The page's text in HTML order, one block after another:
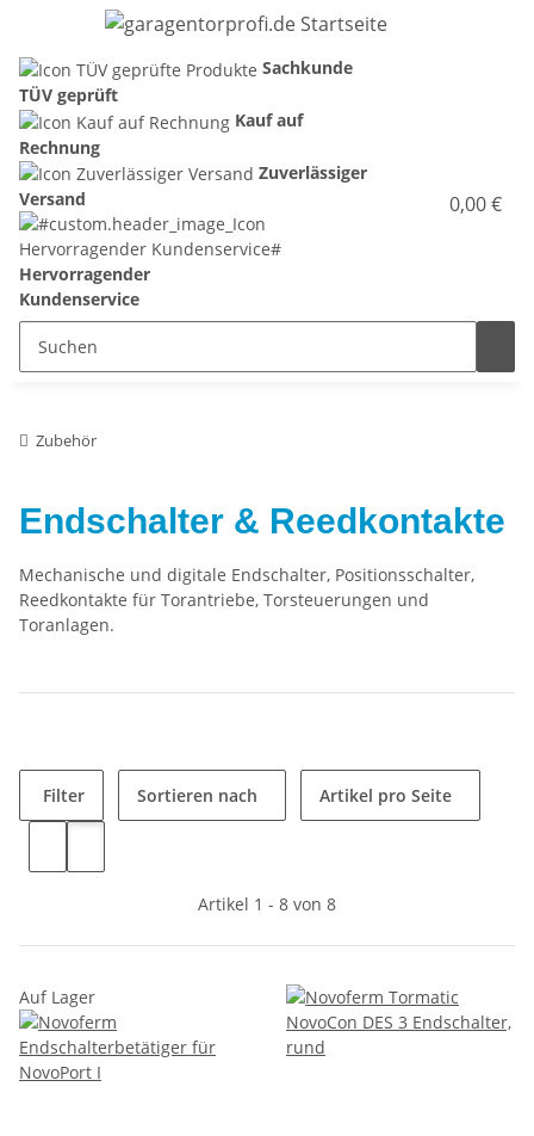
Sachkunde
TÜV geprüft
Kauf auf
Rechnung
Zuverlässiger
Versand
Hervorragender
Kundenservice
0,00 €
Zubehör
Endschalter & Reedkontakte
Mechanische und digitale Endschalter, Positionsschalter,
Reedkontakte für Torantriebe, Torsteuerungen und
Toranlagen.
Filter Sortieren nach Artikel pro Seite
Artikel 1 - 8 von 8
Auf Lager